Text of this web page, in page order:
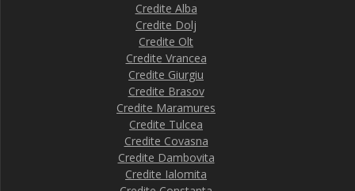
Credite Alba
Credite Dolj
Credite Olt
Credite Vrancea
Credite Giurgiu
Credite Brasov
Credite Maramures
Credite Tulcea
Credite Covasna
Credite Dambovita
Credite Ialomita